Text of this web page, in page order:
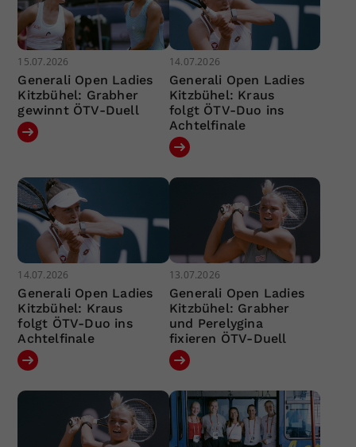
15.07.2026
Generali Open Ladies
Kitzbühel: Grabher
gewinnt ÖTV-Duell
14.07.2026
Generali Open Ladies
Kitzbühel: Kraus
folgt ÖTV-Duo ins
Achtelfinale
14.07.2026
Generali Open Ladies
Kitzbühel: Kraus
folgt ÖTV-Duo ins
Achtelfinale
13.07.2026
Generali Open Ladies
Kitzbühel: Grabher
und Perelygina
fixieren ÖTV-Duell